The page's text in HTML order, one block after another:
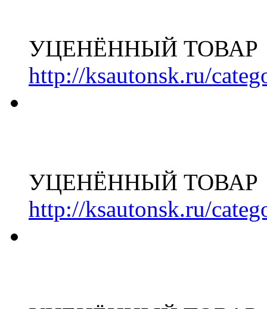
УЦЕНЁННЫЙ ТОВАР
http://ksautonsk.ru/
УЦЕНЁННЫЙ ТОВАР
http://ksautonsk.ru/